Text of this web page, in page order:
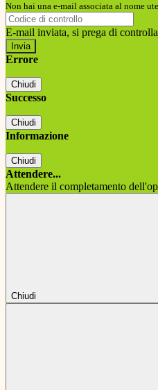
Non hai una e-mail associata al nome
E-mail inviata, si prega di
Errore
Chiudi
Successo
Chiudi
Informazione
Chiudi
Attendere...
Attendere il completamento
Chiudi